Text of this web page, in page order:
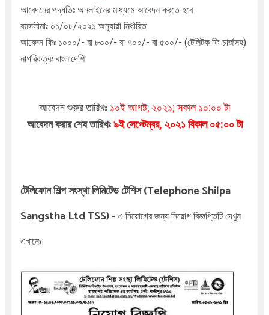
আবেদনের পদ্ধতিঃ অনলাইনের মাধ্যমেআবেদন করতে হবে
বয়সসীমাঃ ০১/০৮/২০২১ অনুযায়ী নির্ধারিত
আবেদন ফিঃ ১০০০/- বা ৮০০/- বা ৭০০/- বা ৫০০/- (টেলিটক ফি চার্জসহ)
নাগরিকত্বঃ বাংলাদেশি
আবেদন শুরুর তারিখঃ ১০ই আগষ্ট, ২০২১; সকাল ১০:০০ টা
আবেদন করার শেষ তারিখঃ৯ই সেপ্টেম্বর, ২০২১ বিকাল ০৫:০০ টা
টেলিফোন শিল্প সংস্থা লিমিটেড টেশিস(Telephone Shilpa
Sangstha Ltd TSS)-এনিয়োগের জন্য নিয়োগ বিজ্ঞপ্তিটি দেখুন
এখানেঃ